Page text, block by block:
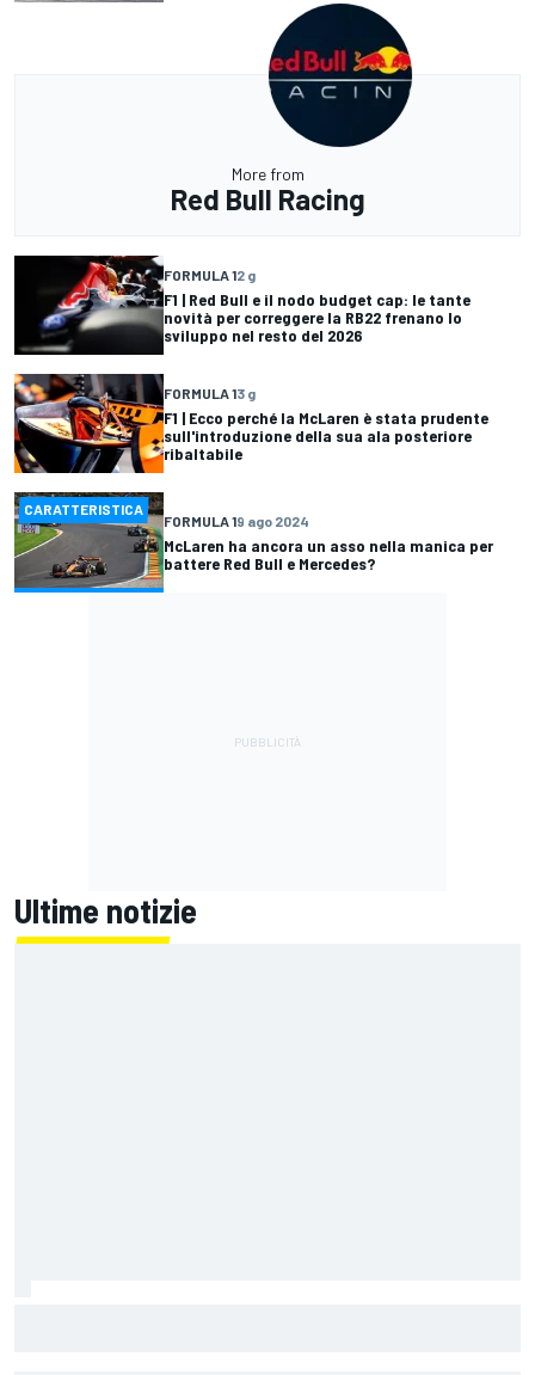
More from
Red Bull Racing
FORMULA 12 g
F1 | Red Bull e il nodo budget cap: le tante
novità per correggere la RB22 frenano lo
sviluppo nel resto del 2026
FORMULA 13 g
F1 | Ecco perché la McLaren è stata prudente
sull'introduzione della sua ala posteriore
ribaltabile
CARATTERISTICA
FORMULA 19 ago 2024
McLaren ha ancora un asso nella manica per
battere Red Bull e Mercedes?
Ultime notizie